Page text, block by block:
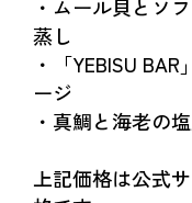
・ムール貝とソ
蒸し
・「YEBISU
ージ
・真鯛と海老の
上記価格は公式